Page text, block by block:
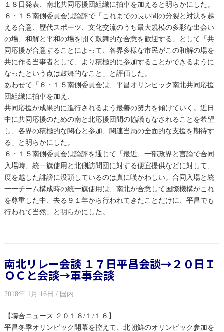
１８日発表、南北共同応援団組織に拍車を加えると明らかにした。
６・１５南側委員会は論評で「これまでの長い間の分裂と対決を越
える合意、歴代スポーツ、文化交流のうち最大規模の多彩な出会い
の場、和解と平和の場を開く鼓舞的な合意を歓迎する」として「共
同応援が合意することによって、各界多様な市民がこの和解の場を
共に作る当事者として、より積極的に参加することができるように
なったという点は鼓舞的なこと」と評価した。
あわせて「６・１５南側委員会は、平昌オリンピック南北共同応援
団組織に拍車を加え、
共同応援が成果的に進行されるよう最善の努力を傾けていく。近日
中に共同応援のための南と北応援団間の協議もなされることを希望
し、各界の積極的な関心と参加、関連当局の全面的な支援を期待す
る」と明らかにした。
６・１５南側委員会は論評を通じて「最近、一部政界と言論で合同
入場時、統一旗使用と北側訪問団に対する便宜提供などに対して、
度を越した誹謗に没頭しているのは真に嘆かわしい。合同入場と統
一一チーム構成時の統一旗使用は、南北が合意して国際機構がこれ
を尊重した中、去る９１年から行われてきたことだけに、平昌でも
行われて当然」と明らかにした。
南北リレー会談 １７日平昌会談→２０日Ｉ
ＯＣと会談→軍事会談
2018年 1月 16日 / 国内
【聯合ニュース ２０１８/１/１６】
平昌冬季オリンピック開幕を控えて、北朝鮮のオリンピック参加を